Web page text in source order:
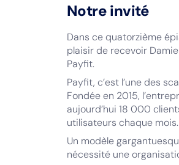
Notre invité
Dans ce quatorzième
plaisir de recevoir
Payfit.
Payfit, c’est l’une des
Fondée en 2015,
aujourd’hui 18 000
utilisateurs chaque mois.
Un modèle
nécessité une